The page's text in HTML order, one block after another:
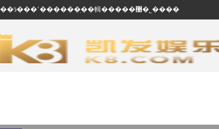
��ӭ���ʽ������ֽ��輯�����޹�˾����